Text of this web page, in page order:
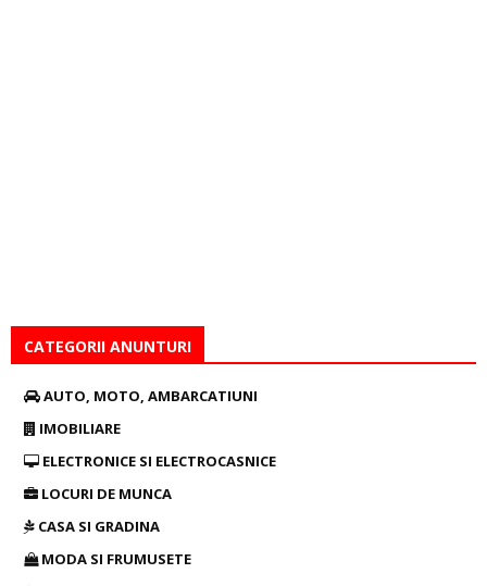
CATEGORII ANUNTURI
AUTO, MOTO, AMBARCATIUNI
IMOBILIARE
ELECTRONICE SI ELECTROCASNICE
LOCURI DE MUNCA
CASA SI GRADINA
MODA SI FRUMUSETE